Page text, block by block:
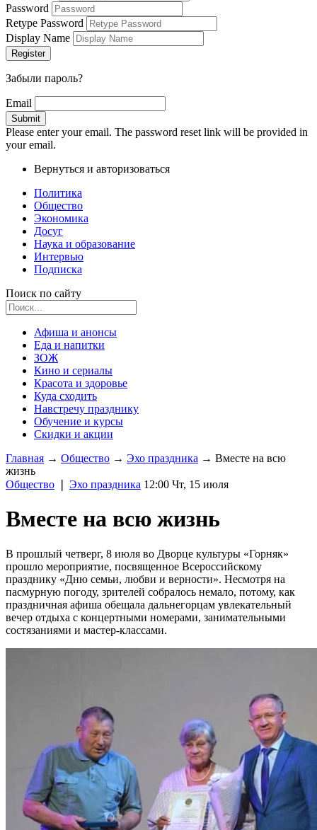
Password
Retype Password
Display Name
Забыли пароль?
Email
Please enter your email. The password reset link will be provided in
your email.
Вернуться и авторизоваться
Политика
Общество
Экономика
Досуг
Наука и образование
Интервью
Подписка
Поиск по сайту
Афиша и анонсы
Еда и напитки
ЗОЖ
Кино и сериалы
Красота и здоровье
Куда сходить
Навстречу празднику
Обучение и курсы
Скидки и акции
Главная → Общество → Эхо праздника → Вместе на всю
жизнь
Общество
Эхо праздника 12:00 Чт, 15 июля
Вместе на всю жизнь
В прошлый четверг, 8 июля во Дворце культуры «Горняк»
прошло мероприятие, посвященное Всероссийскому
празднику «Дню семьи, любви и верности». Несмотря на
пасмурную погоду, зрителей собралось немало, потому, как
праздничная афиша обещала дальнегорцам увлекательный
вечер отдыха с концертными номерами, занимательными
состязаниями и мастер-классами.